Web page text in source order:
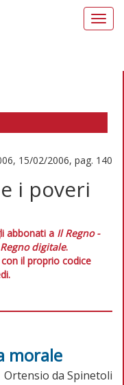
15/02/2006, pag. 140
i poveri
abbonati a Il Regno -
digitale.
il proprio codice
morale
Ortensio da Spinetoli